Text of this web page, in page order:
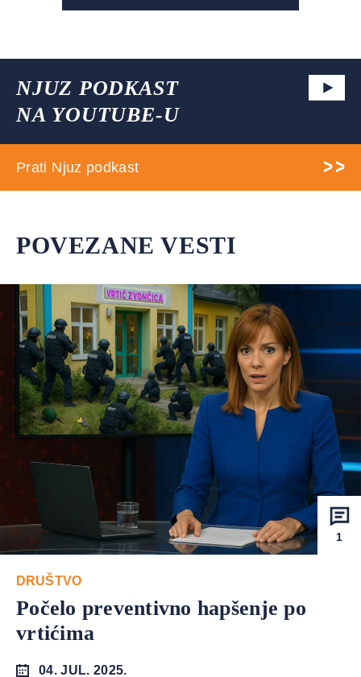
NJUZ PODKAST
NA YOUTUBE-U
Prati Njuz podkast
POVEZANE VESTI
1
DRUŠTVO
Počelo preventivno hapšenje po
vrtićima
04. JUL. 2025.